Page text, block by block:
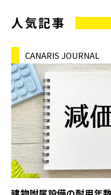
人気記事
CANARIS JOURNAL